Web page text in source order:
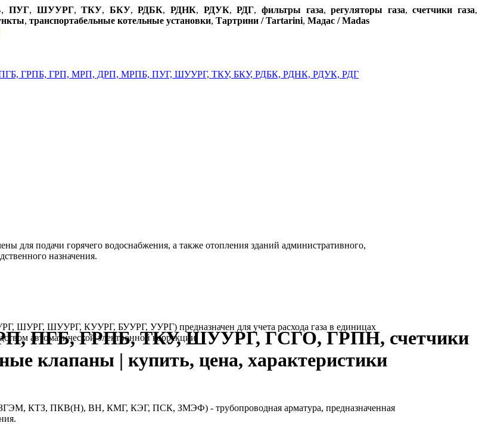
, ПУГ, ШУУРГ,ТКУ, БКУ,РДБК, РДНК, РДУК,РДГ, фильтры газа,регуляторы газа,счетчики газа,
, транспортабельные котельные установки, Тартрини / Tartarini, Мадас / Madas
для подачи горячего водоснабжения, а также отопления зданий административного,
назначения.
ШУРГ, ШУУРГ, КУУРГ, БУУРГ, УУРГ) предназначен для учета расхода газа в единицах
автоматической электронной коррекции.
КТЗ, ПКВ(Н), ВН, КМГ, КЭГ, ПСК, ЗМЭФ) - трубопроводная арматура, предназначенная
ПГБ, ГРПБ, ТКУ, ШУУРГ, ГСГО, ГРПН, счетчики
клапаны | купить, цена, характеристики